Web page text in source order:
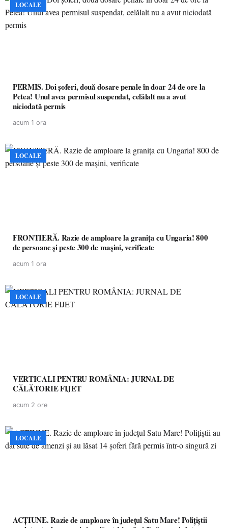
LOCALE
PERMIS. Doi șoferi, două dosare penale în doar 24 de ore la
Petea! Unul avea permisul suspendat, celălalt nu a avut
niciodată permis
acum 1 ora
LOCALE
FRONTIERĂ. Razie de amploare la granița cu Ungaria! 800
de persoane și peste 300 de mașini, verificate
acum 1 ora
LOCALE
VERTICALI PENTRU ROMÂNIA: JURNAL DE
CĂLĂTORIE FIJET
acum 2 ore
LOCALE
ACȚIUNE. Razie de amploare în județul Satu Mare! Polițiștii